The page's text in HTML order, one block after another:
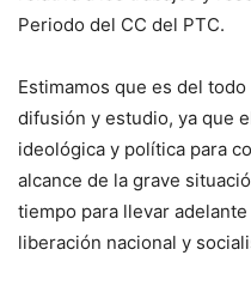
Periodo del CC del PTC.
Estimamos que es del
difusión y estudio, ya que
ideológica y política para
alcance de la grave
tiempo para llevar
liberación nacional y